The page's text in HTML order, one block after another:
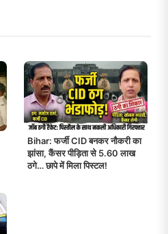
Bihar: फर्जी CID बनकर नौकरी का
झांसा, कैंसर पीड़िता से 5.60 लाख
ठगे… छापे में मिला पिस्टल!